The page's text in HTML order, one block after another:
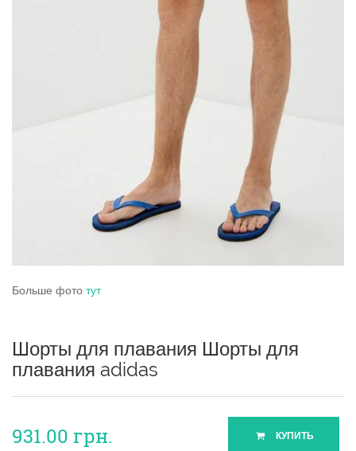
Больше фото тут
Шорты для плавания Шорты для
плавания adidas
931.00 грн. КУПИТЬ